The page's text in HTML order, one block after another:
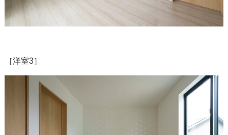
［洋室3］